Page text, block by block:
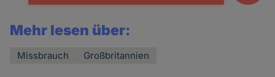
Mehr lesen über:
Missbrauch Großbritannien